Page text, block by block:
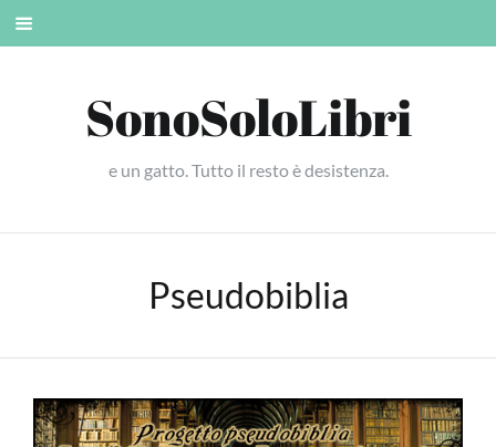
Skip
SonoSoloLibri
e un gatto. Tutto il resto è desistenza.
Pseudobiblia